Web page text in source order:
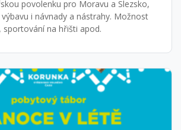
povolenku pro Moravu a Slezsko,
i návnady a nástrahy. Možnost
sportování na hřišti apod.